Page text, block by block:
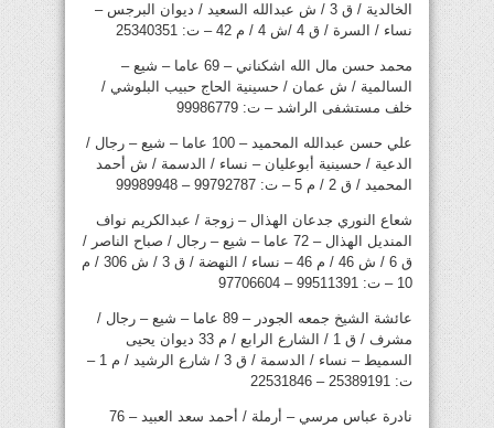
الخالدية / ق 3 / ش عبدالله السعيد / ديوان البرجس –
نساء / السرة / ق 4 /ش 4 / م 42 – ت: 25340351
محمد حسن مال الله اشكناني – 69 عاما – شيع –
السالمية / ش عمان / حسينية الحاج حبيب البلوشي /
خلف مستشفى الراشد – ت: 99986779
علي حسن عبدالله المحميد – 100 عاما – شيع – رجال /
الدعية / حسينية أبوعليان – نساء / الدسمة / ش أحمد
المحميد / ق 2 / م 5 – ت: 99792787 – 99989948
شعاع النوري جدعان الهذال – زوجة / عبدالكريم نواف
المنديل الهذال – 72 عاما – شيع – رجال / صباح الناصر /
ق 6 / ش 46 / م 46 – نساء / النهضة / ق 3 / ش 306 / م
10 – ت: 99511391 – 97706604
عائشة الشيخ جمعه الجودر – 89 عاما – شيع – رجال /
مشرف / ق 1 / الشارع الرابع / م 33 ديوان يحيى
السميط – نساء / الدسمة / ق 3 / شارع الرشيد / م 1 –
ت: 25389191 – 22531846
نادرة عباس مرسي – أرملة / أحمد سعد العبيد – 76